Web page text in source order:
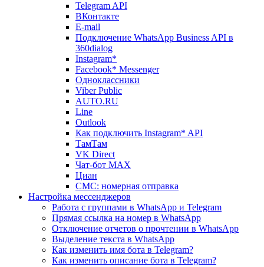
Telegram API
ВКонтакте
E-mail
Подключение WhatsApp Business API в
360dialog
Instagram*
Facebook* Messenger
Одноклассники
Viber Public
AUTO.RU
Line
Outlook
Как подключить Instagram* API
ТамТам
VK Direct
Чат-бот MAX
Циан
СМС: номерная отправка
Настройка мессенджеров
Работа с группами в WhatsApp и Telegram
Прямая ссылка на номер в WhatsApp
Отключение отчетов о прочтении в WhatsApp
Выделение текста в WhatsApp
Как изменить имя бота в Telegram?
Как изменить описание бота в Telegram?